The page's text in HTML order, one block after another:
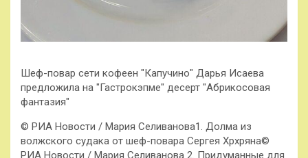
Шеф-повар сети кофеен "Капучино" Дарья Исаева
предложила на "Гастрокэпме" десерт "Абрикосовая
фантазия"
© РИА Новости / Мария Селиванова1. Долма из
волжского судака от шеф-повара Сергея Хрхряна©
РИА Новости / Мария Селиванова 2. Придуманные для